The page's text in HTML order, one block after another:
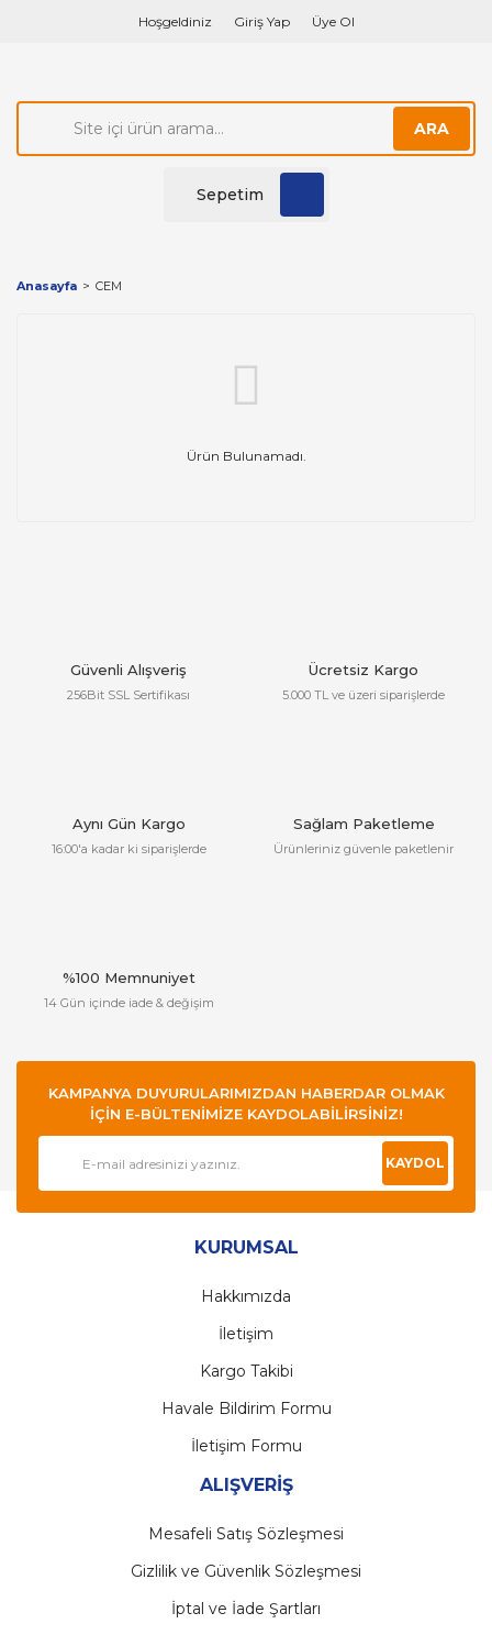
Hoşgeldiniz Giriş Yap Üye Ol
ARA
Sepetim
Anasayfa CEM
Ürün Bulunamadı.
Güvenli Alışveriş
256Bit SSL Sertifikası
Ücretsiz Kargo
5.000 TL ve üzeri siparişlerde
Aynı Gün Kargo
16:00'a kadar ki siparişlerde
Sağlam Paketleme
Ürünleriniz güvenle paketlenir
%100 Memnuniyet
14 Gün içinde iade & değişim
KAMPANYA DUYURULARIMIZDAN HABERDAR OLMAK
İÇİN E-BÜLTENİMİZE KAYDOLABİLİRSİNİZ!
KAYDOL
KURUMSAL
Hakkımızda
İletişim
Kargo Takibi
Havale Bildirim Formu
İletişim Formu
ALIŞVERİŞ
Mesafeli Satış Sözleşmesi
Gizlilik ve Güvenlik Sözleşmesi
İptal ve İade Şartları